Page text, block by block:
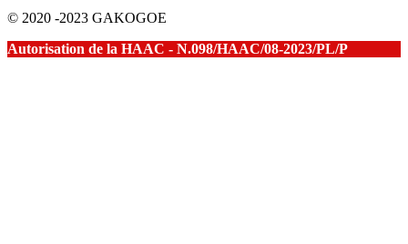
© 2020 -2023 GAKOGOE
Autorisation de la HAAC - N.098/HAAC/08-2023/PL/P